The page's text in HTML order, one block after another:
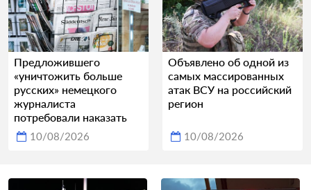
Предложившего
«уничтожить больше
русских» немецкого
журналиста
потребовали наказать
10/08/2026
Объявлено об одной из
самых массированных
атак ВСУ на российский
регион
10/08/2026